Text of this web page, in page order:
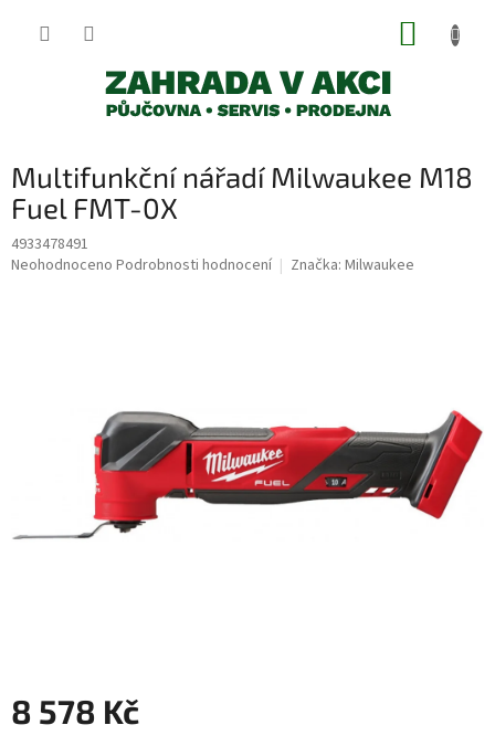
Multifunkční nářadí Milwaukee M18
Fuel FMT-0X
4933478491
Průměrné
Neohodnoceno Podrobnosti hodnocení Značka: Milwaukee
8 578 Kč